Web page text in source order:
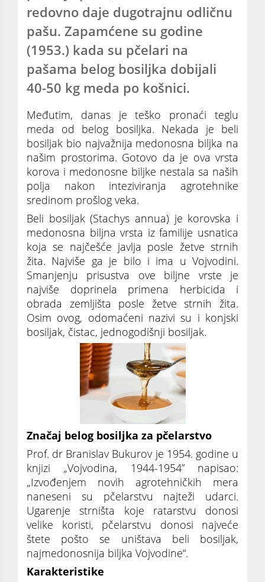
redovno daje dugotrajnu odličnu
pašu. Zapamćene su godine
(1953.) kada su pčelari na
pašama belog bosiljka dobijali
40-50 kg meda po košnici.
Međutim, danas je teško pronaći teglu
meda od belog bosiljka. Nekada je beli
bosiljak bio najvažnija medonosna biljka na
našim prostorima. Gotovo da je ova vrsta
korova i medonosne biljke nestala sa naših
polja nakon inteziviranja agrotehnike
sredinom prošlog veka.
Beli bosiljak (Stachys annua) je korovska i
medonosna biljna vrsta iz familije usnatica
koja se najčešće javlja posle žetve strnih
žita. Najviše ga je bilo i ima u Vojvodini.
Smanjenju prisustva ove biljne vrste je
najviše doprinela primena herbicida i
obrada zemljišta posle žetve strnih žita.
Osim ovog, odomaćeni nazivi su i konjski
bosiljak, čistac, jednogodišnji bosiljak.
Značaj belog bosiljka za pčelarstvo
Prof. dr Branislav Bukurov je 1954. godine u
knjizi „Vojvodina, 1944-1954” napisao:
„Izvođenjem novih agrotehničkih mera
naneseni su pčelarstvu najteži udarci.
Ugarenje strništa koje ratarstvu donosi
velike koristi, pčelarstvu donosi najveće
štete pošto se uništava beli bosiljak,
najmedonosnija biljka Vojvodine“.
Karakteristike